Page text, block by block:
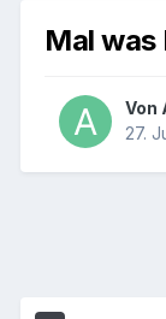
Mal
Von
27.